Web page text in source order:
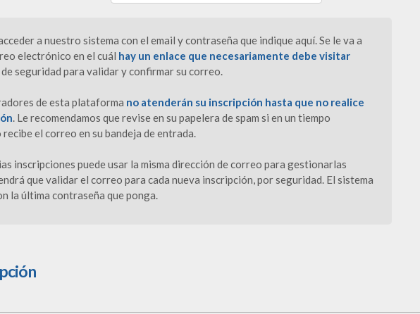
a nuestro sistema con el email y contraseña que indique aquí. Se le va a
electrónico en el cuál hay un enlace que necesariamente debe visitar
de seguridad para validar y confirmar su correo.
de esta plataforma no atenderán su inscripción hasta que no realice
. Le recomendamos que revise en su papelera de spam si en un tiempo
el correo en su bandeja de entrada.
inscripciones puede usar la misma dirección de correo para gestionarlas
que validar el correo para cada nueva inscripción, por seguridad. El sistema
la última contraseña que ponga.